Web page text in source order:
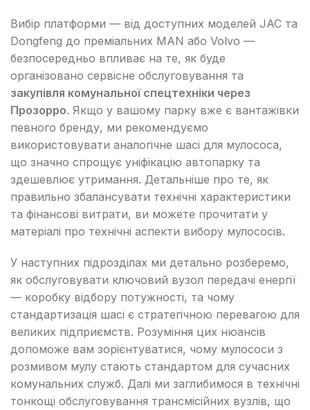
Вибір платформи — від доступних моделей JAC та
Dongfeng до преміальних MAN або Volvo —
безпосередньо впливає на те, як буде
організовано сервісне обслуговування та
закупівля комунальної спецтехніки через
Прозорро. Якщо у вашому парку вже є вантажівки
певного бренду, ми рекомендуємо
використовувати аналогічне шасі для мулососа,
що значно спрощує уніфікацію автопарку та
здешевлює утримання. Детальніше про те, як
правильно збалансувати технічні характеристики
та фінансові витрати, ви можете прочитати у
матеріалі про технічні аспекти вибору мулососів.
У наступних підрозділах ми детально розберемо,
як обслуговувати ключовий вузол передачі енергії
— коробку відбору потужності, та чому
стандартизація шасі є стратегічною перевагою для
великих підприємств. Розуміння цих нюансів
допоможе вам зорієнтуватися, чому мулососи з
розмивом мулу стають стандартом для сучасних
комунальних служб. Далі ми заглибимося в технічні
тонкощі обслуговування трансмісійних вузлів, що